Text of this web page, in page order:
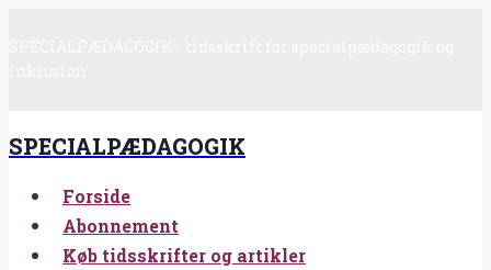
SPECIALPÆDAGOGIK
Forside
Abonnement
Køb tidsskrifter og artikler